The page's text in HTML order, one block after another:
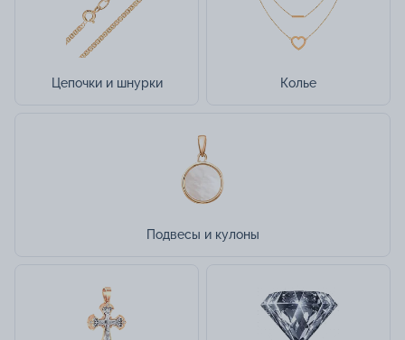
Цепочки и шнурки Колье
Подвесы и кулоны